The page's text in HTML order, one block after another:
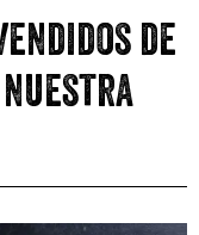
de
nuestra